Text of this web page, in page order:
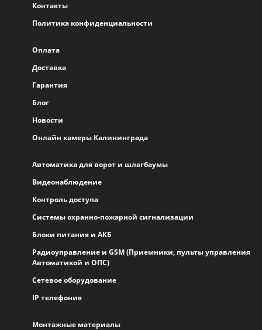
Контакты
Политика конфиденциальности
Оплата
Доставка
Гарантия
Блог
Новости
Онлайн камеры Калининграда
Автоматика для ворот и шлагбаумы
Видеонаблюдение
Контроль доступа
Системы охранно-пожарной сигнализации
Блоки питания и АКБ
Радиоуправление и GSM (Приемники, пульты управления
Автоматикой и ОПС)
Сетевое оборудование
IP телефония
Монтажные материалы